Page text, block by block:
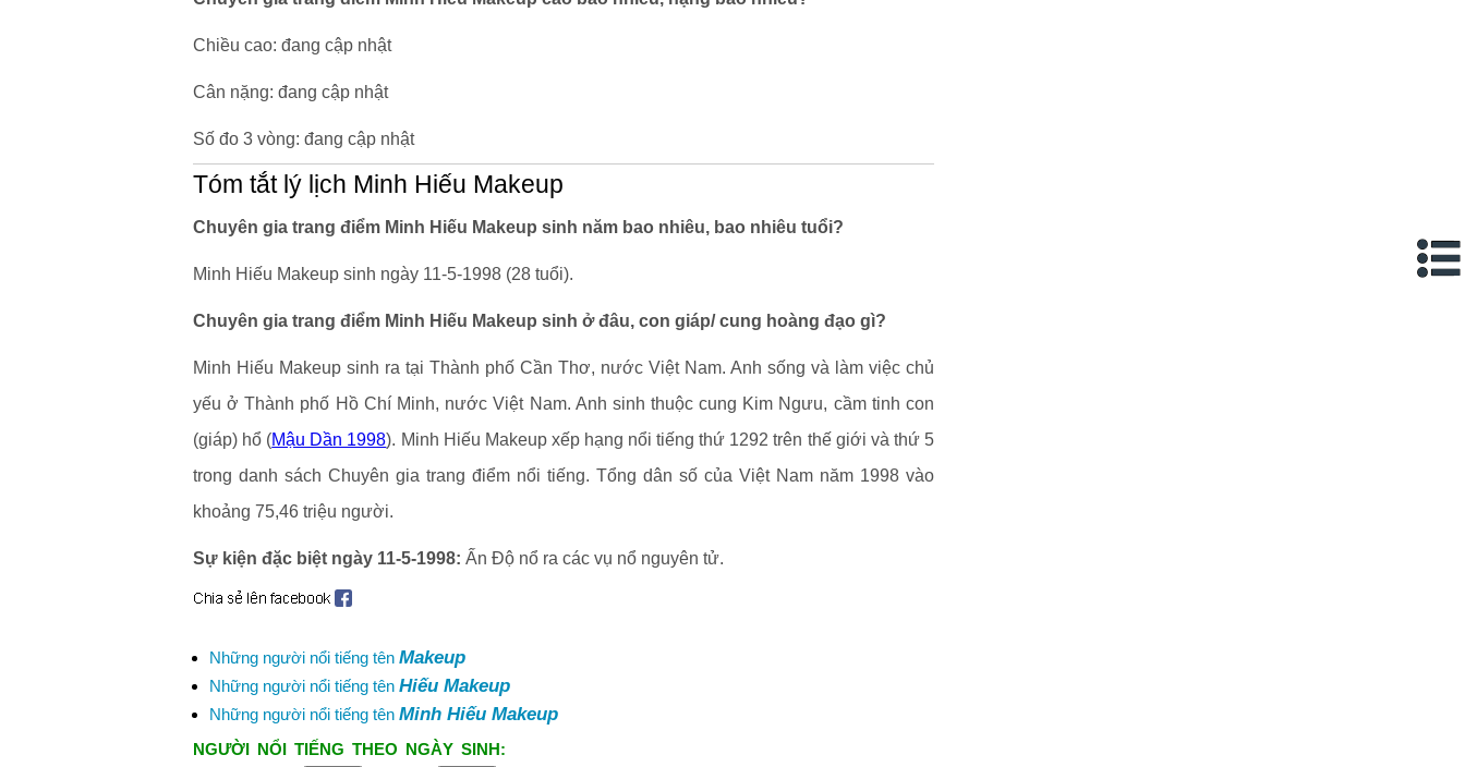
Chiều cao: đang cập nhật
Cân nặng: đang cập nhật
Số đo 3 vòng: đang cập nhật
Tóm tắt lý lịch Minh Hiếu Makeup
Chuyên gia trang điểm Minh Hiếu Makeup sinh năm bao nhiêu, bao nhiêu tuổi?
Minh Hiếu Makeup sinh ngày 11-5-1998 (28 tuổi).
Chuyên gia trang điểm Minh Hiếu Makeup sinh ở đâu, con giáp/ cung hoàng đạo gì?
Minh Hiếu Makeup sinh ra tại Thành phố Cần Thơ, nước Việt Nam. Anh sống và làm việc chủ
yếu ở Thành phố Hồ Chí Minh, nước Việt Nam. Anh sinh thuộc cung Kim Ngưu, cầm tinh con
(giáp) hổ (Mậu Dần 1998). Minh Hiếu Makeup xếp hạng nổi tiếng thứ 1292 trên thế giới và thứ 5
trong danh sách Chuyên gia trang điểm nổi tiếng. Tổng dân số của Việt Nam năm 1998 vào
khoảng 75,46 triệu người.
Sự kiện đặc biệt ngày 11-5-1998: Ấn Độ nổ ra các vụ nổ nguyên tử.
Những người nổi tiếng tên Makeup
Những người nổi tiếng tên Hiếu Makeup
Những người nổi tiếng tên Minh Hiếu Makeup
NGƯỜI NỔI TIẾNG THEO NGÀY SINH: